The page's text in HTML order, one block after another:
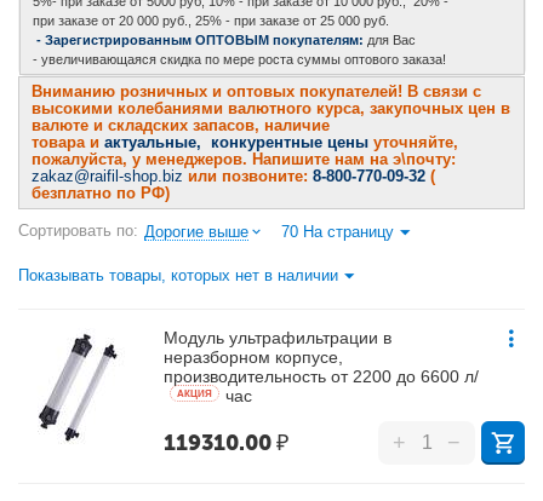
при заказе от 20 000 руб., 25% - при заказе от 25 000 руб.
- Зарегистрированным ОПТОВЫМ покупателям: для Вас
- увеличивающаяся скидка по мере роста суммы оптового заказа!
Вниманию розничных и оптовых покупателей! В связи с
высокими колебаниями валютного курса, закупочных цен в
валюте и складских запасов, наличие
товара и актуальные, конкурентные цены уточняйте,
пожалуйста, у менеджеров. Напишите нам на э\почту:
zakaz@raifil-shop.biz или позвоните: 8-800-770-09-32 (
безплатно по РФ)
Сортировать по: Дорогие выше 70 На страницу
Показывать товары, которых нет в наличии
Модуль ультрафильтрации в
неразборном корпусе,
производительность от 2200 до 6600 л/
час
AКЦИЯ
119310.00₽ + −